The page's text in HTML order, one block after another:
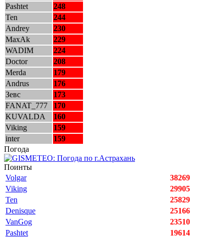
Pashtet
248
Ten
244
Andrey
230
MaxAk
229
WADIM
224
Doctor
208
Merda
179
Andrus
176
Зевс
173
FANAT_777
170
KUVALDA
160
Viking
159
inter
159
Погода
Поинты
Volgar
38269
Viking
29905
Ten
25829
Denisque
25166
VanGog
23510
Pashtet
19614